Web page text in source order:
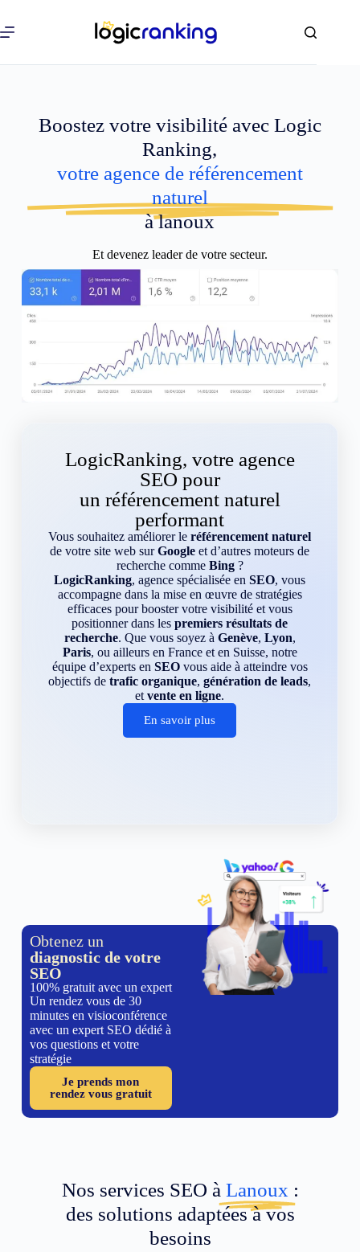
Boostez votre visibilité avec Logic
Ranking,
votre agence de référencement
naturel
à lanoux
Et devenez leader de votre secteur.
LogicRanking, votre agence
SEO pour
un référencement naturel
performant
Vous souhaitez améliorer leréférencement naturel
de votre site web surGoogle et d’autres moteurs de
recherche comme Bing?
LogicRanking, agence spécialisée enSEO, vous
accompagne dans la mise en œuvre de stratégies
efficaces pour booster votre visibilité et vous
positionner dans lespremiers résultats de
recherche. Que vous soyez à Genève, Lyon,
Paris, ou ailleurs en France et en Suisse, notre
équipe d’experts en SEOvous aide à atteindre vos
objectifs detrafic organique,génération de leads,
etvente en ligne.
En savoir plus
Obtenez un
diagnostic de votre
SEO
100% gratuit avec un expert
Un rendez vous de 30
minutes en visioconférence
avec un expert SEO dédié à
vos questions et votre
stratégie
Je prends mon
rendez vous gratuit
Nos services SEO à Lanoux :
des solutions adaptées à vos
besoins